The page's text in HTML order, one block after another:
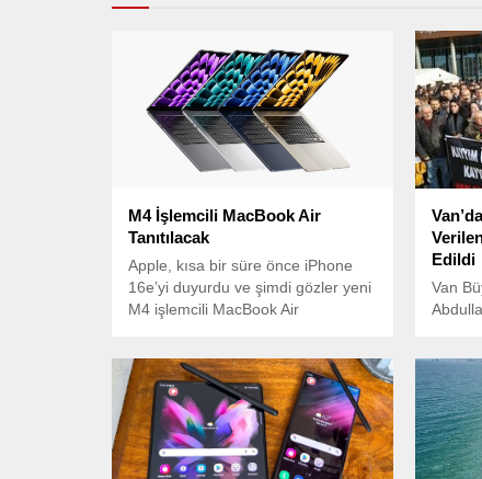
M4 İşlemcili MacBook Air
Tanıtılacak
Apple, kısa bir süre önce iPhone
16e’yi duyurdu ve şimdi gözler yeni
M4 işlemcili MacBook Air
Edildi
Van
cezası